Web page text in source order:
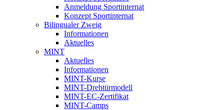
Anmeldung Sportinternat
Konzept Sportinternat
Bilingualer Zweig
Informationen
Aktuelles
MINT
Aktuelles
Informationen
MINT-Kurse
MINT-Drehtürmodell
MINT-EC-Zertifikat
MINT-Camps